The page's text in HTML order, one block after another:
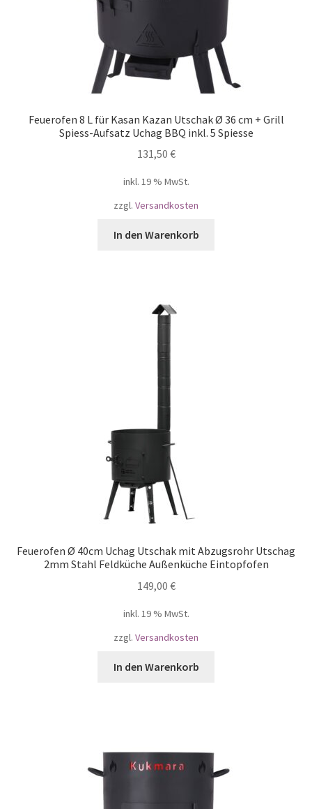
Feuerofen 8 L für Kasan Kazan Utschak Ø 36 cm + Grill
Spiess-Aufsatz Uchag BBQ inkl. 5 Spiesse
131,50 €
inkl. 19 % MwSt.
zzgl. Versandkosten
In den Warenkorb
Feuerofen Ø 40cm Uchag Utschak mit Abzugsrohr Utschag
2mm Stahl Feldküche Außenküche Eintopfofen
149,00 €
inkl. 19 % MwSt.
zzgl. Versandkosten
In den Warenkorb